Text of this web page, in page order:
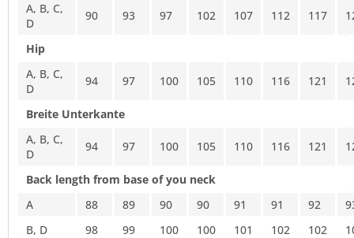
A, B, C,
D
90 93 97 102 107 112 117
Hip
A, B, C,
D
94 97 100 105 110 116 121
Breite Unterkante
A, B, C,
D
94 97 100 105 110 116 121
Back length from base of you neck
A
88 89 90 90 91 91 92
B, D
98 99 100 100 101 102 102